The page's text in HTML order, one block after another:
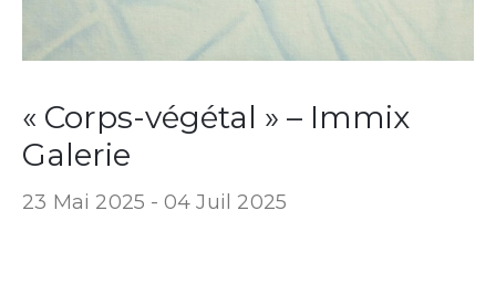
« Corps-végétal » – Immix
Galerie
23 Mai 2025 - 04 Juil 2025